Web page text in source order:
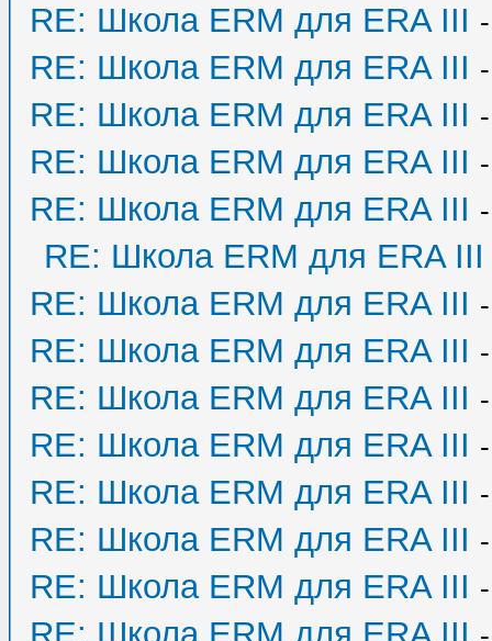
RE: Школа ERM для ERA III
RE: Школа ERM для ERA III
RE: Школа ERM для ERA III
RE: Школа ERM для ERA III
RE: Школа ERM для ERA III
RE: Школа ERM для ERA III
RE: Школа ERM для ERA III
RE: Школа ERM для ERA III
RE: Школа ERM для ERA III
RE: Школа ERM для ERA III
RE: Школа ERM для ERA III
RE: Школа ERM для ERA III
RE: Школа ERM для ERA III